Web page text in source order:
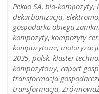
Pekao SA, bio-kompozyty,
dekarbonizacja,
gospodarka obiegu
kompozyty, kompozyty
kompozytowe,
2035, polski klaster
kompozytowy, raport
transformacja
transformacja,